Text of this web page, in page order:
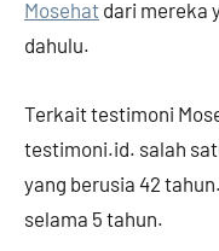
Mosehat dari mereka
dahulu.
Terkait testimoni
testimoni.id. salah
yang berusia 42
selama 5 tahun.